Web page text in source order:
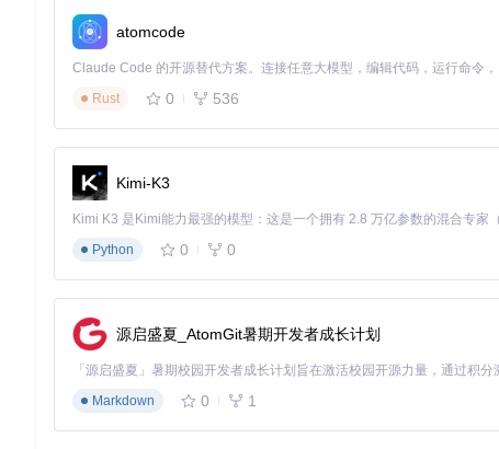
eval "
重启终端或执行source ~/.bashrc使配置生效。
第二步：应用预设主题
终端定制东京夜景主题效果
这个主题采用深蓝与紫色渐变作为基调，搭配青色的路径显示和
第三步：基础个性化调整
打开配置文件
# 调整提示符符号
atomcode
Rust
0 536
Kimi-K3
Python
0 0
源启盛夏_AtomGit暑期开发者成长计划
Markdown
0 1